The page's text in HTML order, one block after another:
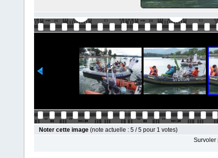
Noter cette image (note actuelle : 5 / 5 pour 1 votes)
Survoler